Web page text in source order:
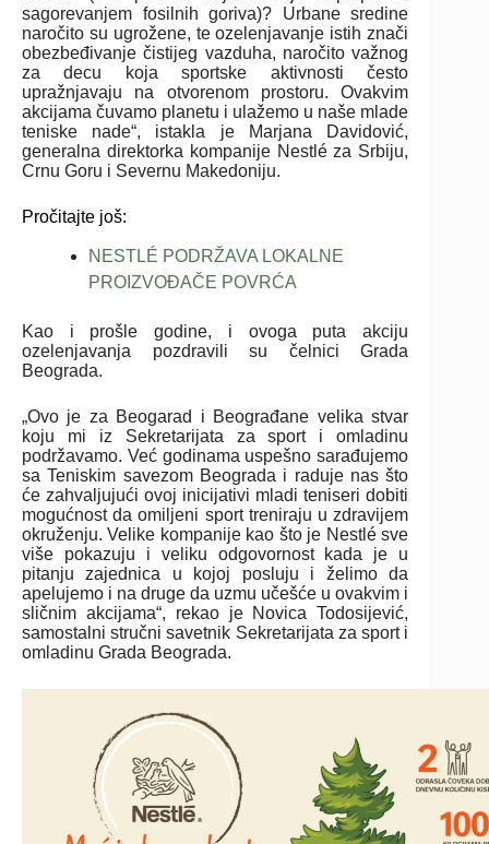
sagorevanjem fosilnih goriva)? Urbane sredine
naročito su ugrožene, te ozelenjavanje istih znači
obezbeđivanje čistijeg vazduha, naročito važnog
za decu koja sportske aktivnosti često
upražnjavaju na otvorenom prostoru. Ovakvim
akcijama čuvamo planetu i ulažemo u naše mlade
teniske nade“, istakla je Marjana Davidović,
generalna direktorka kompanije Nestlé za Srbiju,
Crnu Goru i Severnu Makedoniju.
Pročitajte još:
NESTLÉ PODRŽAVA LOKALNE
PROIZVOĐAČE POVRĆA
Kao i prošle godine, i ovoga puta akciju
ozelenjavanja pozdravili su čelnici Grada
Beograda.
„Ovo je za Beogarad i Beograđane velika stvar
koju mi iz Sekretarijata za sport i omladinu
podržavamo. Već godinama uspešno sarađujemo
sa Teniskim savezom Beograda i raduje nas što
će zahvaljujući ovoj inicijativi mladi teniseri dobiti
mogućnost da omiljeni sport treniraju u zdravijem
okruženju. Velike kompanije kao što je Nestlé sve
više pokazuju i veliku odgovornost kada je u
pitanju zajednica u kojoj posluju i želimo da
apelujemo i na druge da uzmu učešće u ovakvim i
sličnim akcijama“, rekao je Novica Todosijević,
samostalni stručni savetnik Sekretarijata za sport i
omladinu Grada Beograda.